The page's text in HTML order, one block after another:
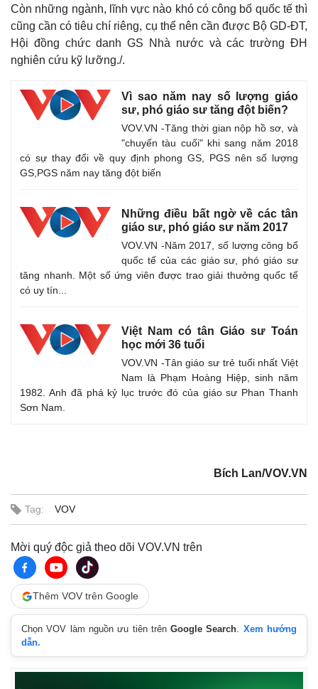
Vụ án
Tin nóng
Tư vấn luật
Vũ khí
Còn những ngành, lĩnh vực nào khó có công bố quốc tế thì
cũng cần có tiêu chí riêng, cụ thể nên cần được Bộ GD-ĐT,
Hội đồng chức danh GS Nhà nước và các trường ĐH
nghiên cứu kỹ lưỡng./.
Vì sao năm nay số lượng giáo
sư, phó giáo sư tăng đột biến?
VOV.VN -Tăng thời gian nộp hồ sơ, và
"chuyến tàu cuối" khi sang năm 2018
có sự thay đổi về quy định phong GS, PGS nên số lượng
GS,PGS năm nay tăng đột biến
Những điều bất ngờ về các tân
giáo sư, phó giáo sư năm 2017
VOV.VN -Năm 2017, số lượng công bố
quốc tế của các giáo sư, phó giáo sư
tăng nhanh. Một số ứng viên được trao giải thưởng quốc tế
có uy tín...
Việt Nam có tân Giáo sư Toán
học mới 36 tuổi
VOV.VN -Tân giáo sư trẻ tuổi nhất Việt
Nam là Phạm Hoàng Hiệp, sinh năm
1982. Anh đã phá kỷ lục trước đó của giáo sư Phan Thanh
Sơn Nam.
Bích Lan/VOV.VN
Tag: VOV
Mời quý độc giả theo dõi VOV.VN trên
Thêm VOV trên Google
Chọn VOV làm nguồn ưu tiên trênGoogle Search. Xem hướng
dẫn.